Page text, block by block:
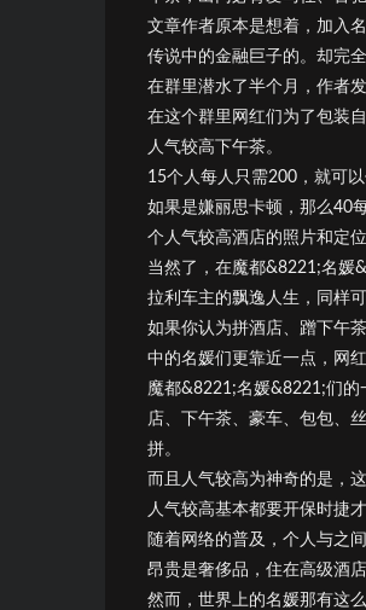
文章作者原本是想着，加入
传说中的金融巨子的。却完
在群里潜水了半个月，作者
在这个群里网红们为了包装
人气较高下午茶。
15个人每人只需200，就可
如果是嫌丽思卡顿，那么40
个人气较高酒店的照片和定
当然了，在魔都&8221;名媛
拉利车主的飘逸人生，同样
如果你认为拼酒店、蹭下午
中的名媛们更靠近一点，网
魔都&8221;名媛&8221;们的
店、下午茶、豪车、包包、
拼。
而且人气较高为神奇的是，
人气较高基本都要开保时捷
随着网络的普及，个人与之
昂贵是奢侈品，住在高级酒
然而，世界上的名媛那有这